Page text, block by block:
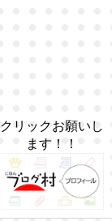
クリックお願いし
ます！！